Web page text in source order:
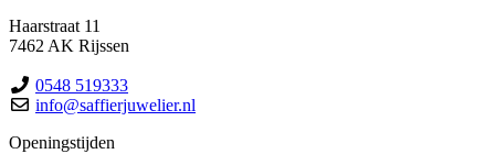
Haarstraat 11
7462 AK Rijssen
0548 519333
info@saffierjuwelier.nl
Openingstijden